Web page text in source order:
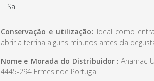
Sal
Conservação e utilização: Ideal como
abrir a terrina alguns minutos antes da
Nome e Morada do Distribuidor : Anamac
4445-294 Ermesinde Portugal